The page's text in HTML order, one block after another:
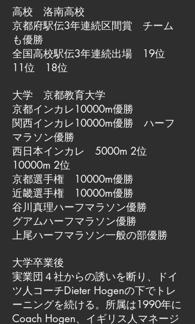
高校 洛南高校
京都府駅伝3年連続区間賞 チーム
も優勝
全国高校駅伝3年連続出場 19位
11位 18位
大学 京都教育大学
京都インカレ10000m優勝
関西インカレ10000m優勝 ハーフ
マラソン優勝
西日本インカレ 5000m 2位
10000m 2位
京都選手権 10000m優勝
近畿選手権 10000m優勝
谷川真理ハーフマラソン優勝
グアムハーフマラソン優勝
上尾ハーフマラソン一般の部優勝
大学卒業後
実業団４社からの誘いを断り、ドイ
ツ人コーチDieter Hogenの下でトレ
ーニングを続ける。所属は1990年に
Coach Hogen、イギリス人マネージ